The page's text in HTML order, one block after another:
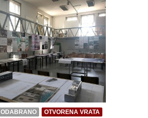
ODABRANO OTVORENA VRATA